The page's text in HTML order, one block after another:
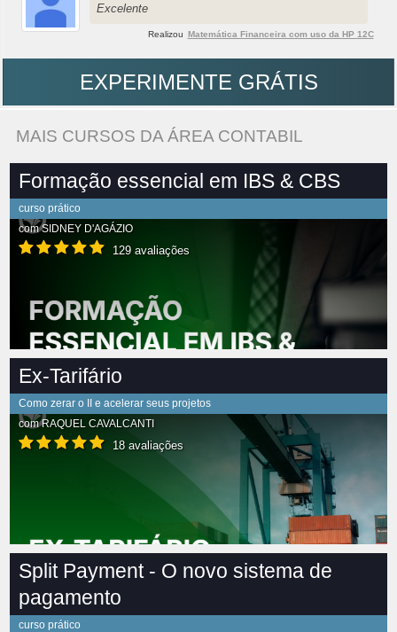
Excelente
Realizou Matemática Financeira com uso da HP 12C
EXPERIMENTE GRÁTIS
MAIS CURSOS DA ÁREA CONTABIL
Formação essencial em IBS & CBS
curso prático
comSIDNEY D'AGÁZIO
129 avaliações
Ex-Tarifário
Como zerar o II e acelerar seus projetos
comRAQUEL CAVALCANTI
18 avaliações
Split Payment - O novo sistema de
pagamento
curso prático